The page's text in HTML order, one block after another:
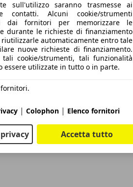
sull'utilizzo saranno trasmesse ai
contatti. Alcuni cookie/strumenti
dai fornitori per memorizzare le
durante le richieste di finanziamento
automaticamente entro tale
nuove richieste di finanziamento.
cookie/strumenti, tali funzionalità
essere utilizzate in tutto o in parte.
fornitori.
| Colophon | Elenco fornitori
Accetta tutto